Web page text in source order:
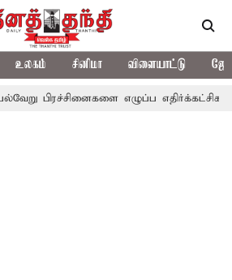
உலகம் சினிமா விளையாட்டு
எழுப்ப எதிர்க்கட்சிகள் திட்டம்